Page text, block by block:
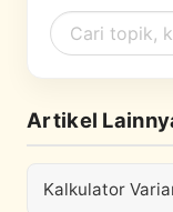
Artikel
Kalkulator